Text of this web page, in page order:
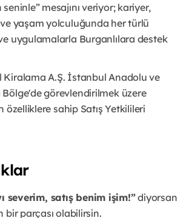
mesajını veriyor; kariyer,
yaşam yolculuğunda her türlü
uygulamalarla Burganlılara destek
Kiralama A.Ş. İstanbul Anadolu ve
görevlendirilmek üzere
özelliklere sahip Satış Yetkilileri
severim, satış benim işim!”diyorsan
bir parçası olabilirsin.